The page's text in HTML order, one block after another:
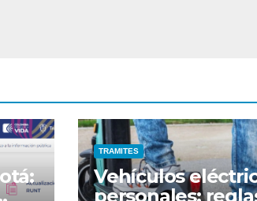
TRAMITES
Vehículos
personales: